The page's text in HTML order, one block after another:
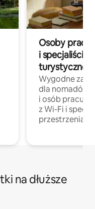
Osoby
i specjaliści z
turystycznej
Wygodne
dla nomadów
i osób
z Wi-Fi i
przestrzenią
na dłuższe